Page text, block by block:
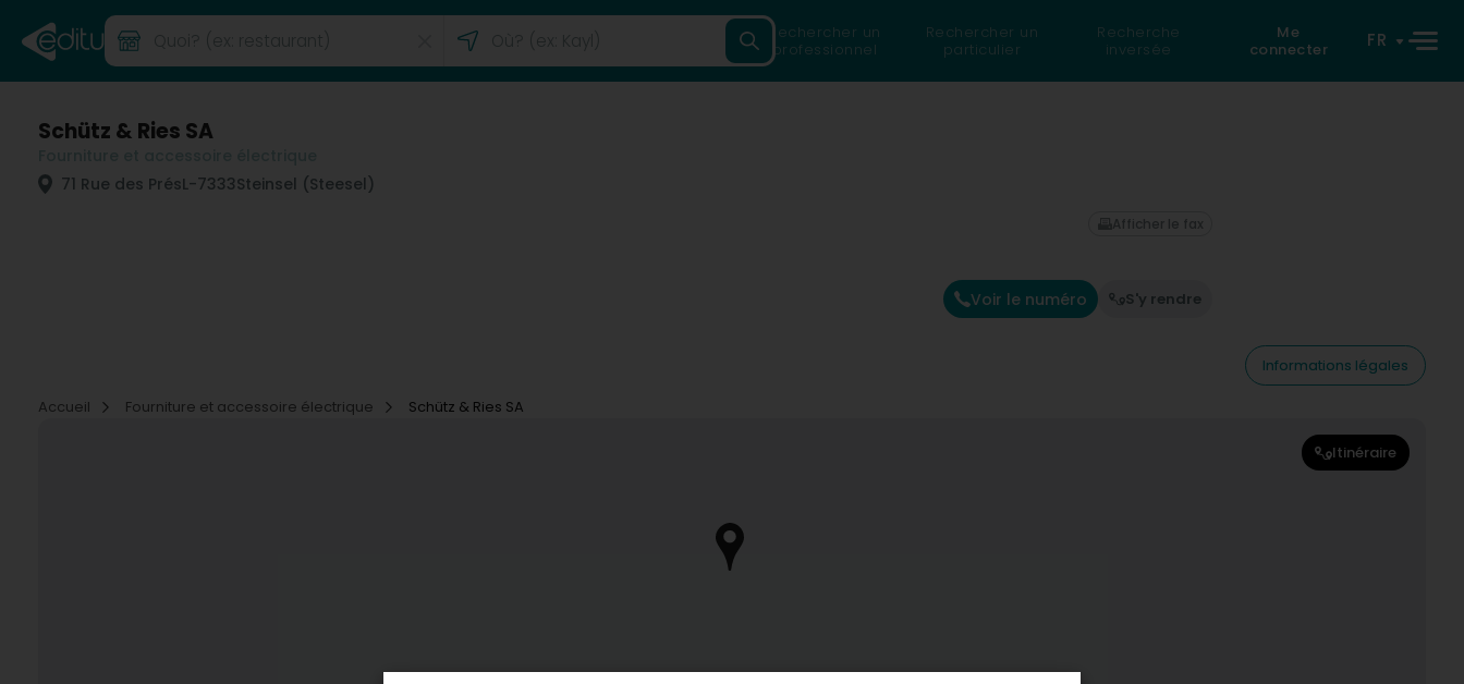
Rechercher un
professionnel
Rechercher un
particulier
Recherche
inversée
Me
connecter
FR
Schütz & Ries SA
71 Rue des PrésL-7333Steinsel (Steesel)
Voir le numéro S'y rendre
Afficher le fax
Informations légales
Accueil
Fourniture et accessoire électrique Schütz & Ries SA
Itinéraire